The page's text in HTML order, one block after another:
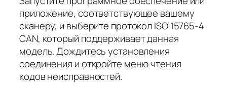
приложение, соответствующее вашему
сканеру, и выберите протокол ISO 15765-4
CAN, который поддерживает данная
модель. Дождитесь установления
соединения и откройте меню чтения
кодов неисправностей.